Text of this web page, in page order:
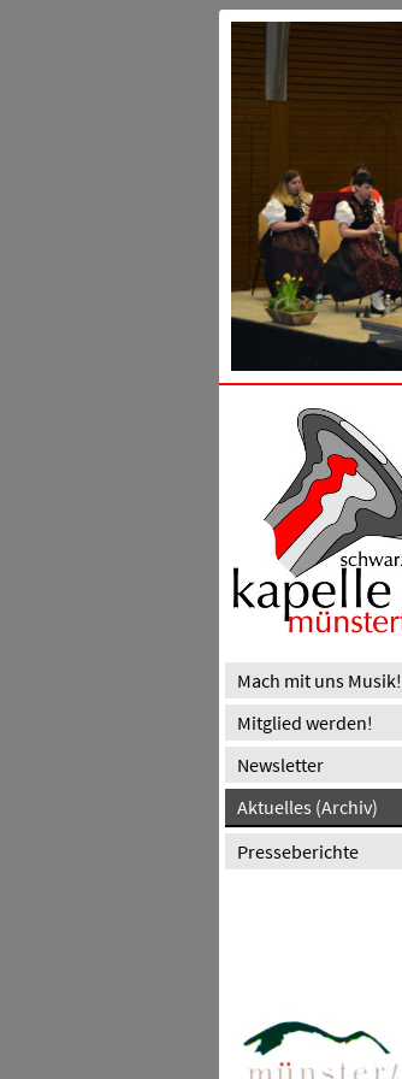
Mach mit uns Musik!
Mitglied werden!
Newsletter
Aktuelles (Archiv)
Presseberichte